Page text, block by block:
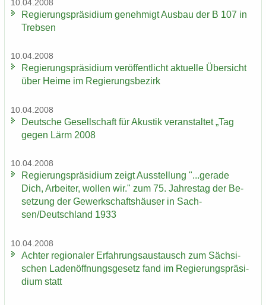
10.04.2008
Re­gie­rungs­prä­si­di­um ge­neh­migt Aus­bau der B 107 in
Treb­sen
10.04.2008
Re­gie­rungs­prä­si­di­um ver­öf­fent­licht ak­tu­el­le Über­sicht
über Heime im Re­gie­rungs­be­zirk
10.04.2008
Deut­sche Ge­sell­schaft für Akus­tik ver­an­stal­tet „Tag
gegen Lärm 2008
10.04.2008
Re­gie­rungs­prä­si­di­um zeigt Aus­stel­lung "...ge­ra­de
Dich, Ar­bei­ter, wol­len wir." zum 75. Jah­res­tag der Be­
set­zung der Ge­werk­schafts­häu­ser in Sach­
sen/Deutsch­land 1933
10.04.2008
Ach­ter re­gio­na­ler Er­fah­rungs­aus­tausch zum Säch­si­
schen La­den­öff­nungs­ge­setz fand im Re­gie­rungs­prä­si­
di­um statt